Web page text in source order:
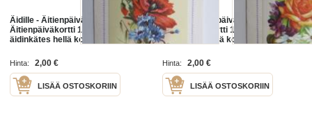
Äidille - Äitienpäivä -
Äitienpäiväkortti 1940-luvulta; Sun
äidinkätes hellä kosketukses, Sun
´lapsuutemme parhain lohdutus
ja...
Hinta: 2,00 €
LISÄÄ OSTOSKORIIN
Äidille - Äitienpäivä -
Äitienpäiväkortti 1940-luvulta; Sun
äidinkätes hellä kosketukses, Sun
´lapsuutemme parhain lohdutus
ja...
Hinta: 2,00 €
LISÄÄ OSTOSKORIIN